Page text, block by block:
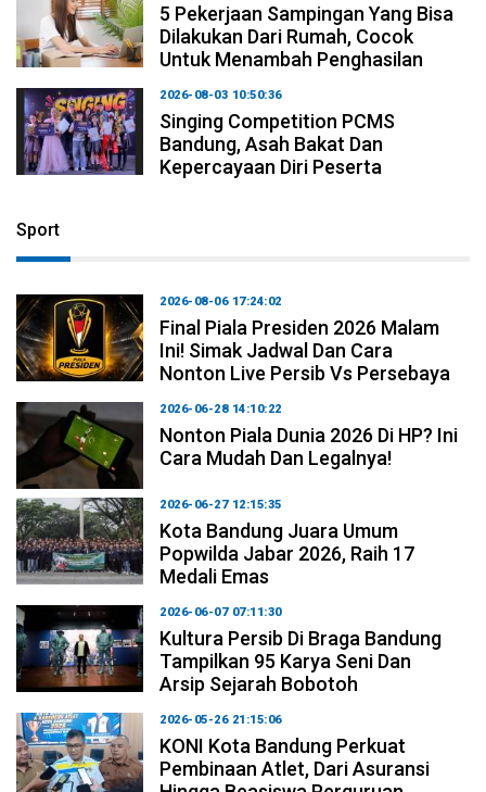
5 Pekerjaan Sampingan Yang Bisa
Dilakukan Dari Rumah, Cocok
Untuk Menambah Penghasilan
2026-08-03 10:50:36
Singing Competition PCMS
Bandung, Asah Bakat Dan
Kepercayaan Diri Peserta
Sport
2026-08-06 17:24:02
Final Piala Presiden 2026 Malam
Ini! Simak Jadwal Dan Cara
Nonton Live Persib Vs Persebaya
2026-06-28 14:10:22
Nonton Piala Dunia 2026 Di HP? Ini
Cara Mudah Dan Legalnya!
2026-06-27 12:15:35
Kota Bandung Juara Umum
Popwilda Jabar 2026, Raih 17
Medali Emas
2026-06-07 07:11:30
Kultura Persib Di Braga Bandung
Tampilkan 95 Karya Seni Dan
Arsip Sejarah Bobotoh
2026-05-26 21:15:06
KONI Kota Bandung Perkuat
Pembinaan Atlet, Dari Asuransi